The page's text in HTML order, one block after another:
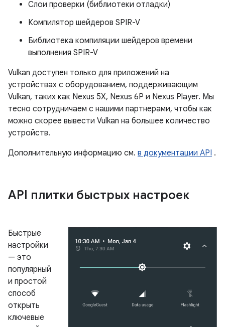
Слои проверки (библиотеки отладки)
Компилятор шейдеров SPIR-V
Библиотека компиляции шейдеров времени
выполнения SPIR-V
Vulkan доступен только для приложений на
устройствах с оборудованием, поддерживающим
Vulkan, таких как Nexus 5X, Nexus 6P и Nexus Player. Мы
тесно сотрудничаем с нашими партнерами, чтобы как
можно скорее вывести Vulkan на большее количество
устройств.
Дополнительную информацию см. в документации API .
API плитки быстрых настроек
Быстрые
настройки
— это
популярный
и простой
способ
открыть
ключевые